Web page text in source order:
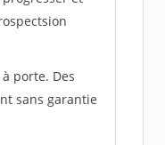
porte. Des
sans garantie